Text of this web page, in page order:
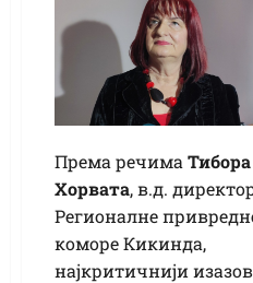
Према речима Тибора
Хорвата, в.д.
Регионалне
коморе Кикинда,
најкритичнији